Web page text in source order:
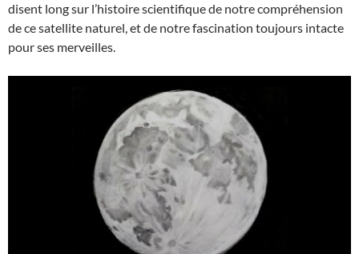
disent long sur l’histoire scientifique de notre compréhension
de ce satellite naturel, et de notre fascination toujours intacte
pour ses merveilles.